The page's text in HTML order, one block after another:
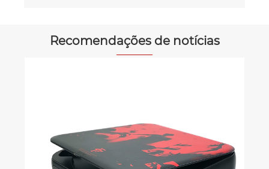
Recomendações de notícias